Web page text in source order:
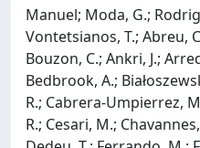
Manuel; Moda, G.;
Vontetsianos, T.; Abreu,
Bouzon, C.; Ankri, J.;
Bedbrook, A.;
R.; Cabrera-Umpierrez,
R.; Cesari, M.;